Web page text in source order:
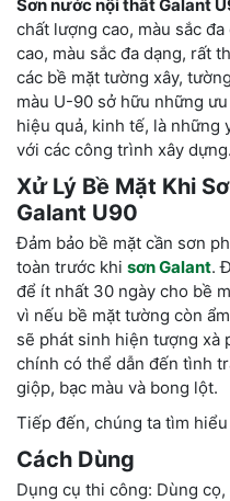
Sơn nước nội thất Galant
chất lượng cao, màu sắc
cao, màu sắc đa dạng, rất
các bề mặt tường xây,
màu U-90 sở hữu những
hiệu quả, kinh tế, là những
với các công trình xây dựng.
Xử Lý Bề Mặt Khi
Galant U90
Đảm bảo bề mặt cần sơn
toàn trước khi sơn Galant.
để ít nhất 30 ngày cho bề
vì nếu bề mặt tường còn
sẽ phát sinh hiện tượng xà
chính có thể dẫn đến tình
giộp, bạc màu và bong lột.
Tiếp đến, chúng ta tìm
Cách Dùng
Dụng cụ thi công: Dùng